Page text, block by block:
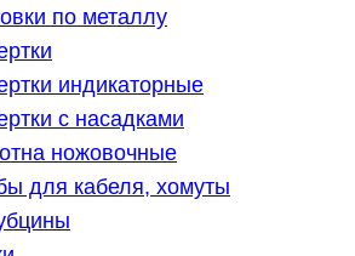
по металлу
индикаторные
с насадками
ножовочные
для кабеля, хомуты